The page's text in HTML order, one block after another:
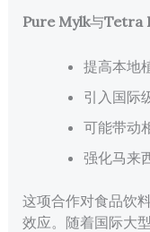
Pure Mylk与Tetra
提高本地
引入国际
可能带动
强化马来
这项合作对食品饮
效应。随着国际大